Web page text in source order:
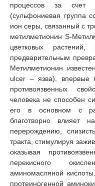
процессов за счет
(сульфониевая группа
ион серы, связанный с
метилметионин S-
цветковых
предварительным
Метилметионин
ulcer – язва), впервые
противоязвенных
человека не способен
его в основном с
благотворно влияет
перерождению,
тракта, стимулируя
оказывая
перекисного
аминомасляной
протеиногенной